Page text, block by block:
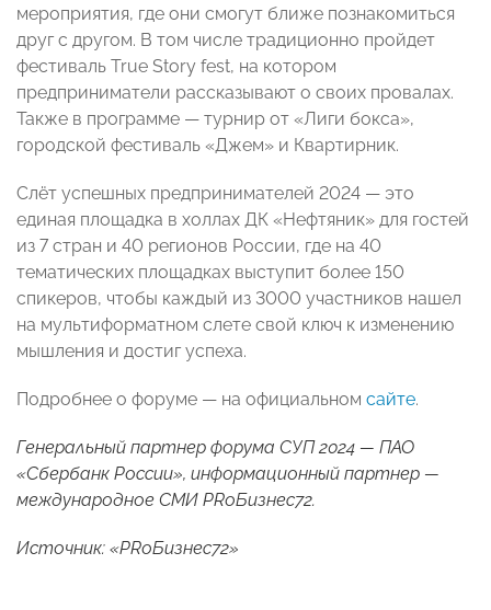
мероприятия, где они смогут ближе познакомиться
друг с другом. В том числе традиционно пройдет
фестиваль True Story fest, на котором
предприниматели рассказывают о своих провалах.
Также в программе — турнир от «Лиги бокса»,
городской фестиваль «Джем» и Квартирник.
Слёт успешных предпринимателей 2024 — это
единая площадка в холлах ДК «Нефтяник» для гостей
из 7 стран и 40 регионов России, где на 40
тематических площадках выступит более 150
спикеров, чтобы каждый из 3000 участников нашел
на мультиформатном слете свой ключ к изменению
мышления и достиг успеха.
Подробнее о форуме — на официальном сайте.
Генеральный партнер форума СУП 2024 — ПАО
«Сбербанк России», информационный партнер —
международное СМИ PRоБизнес72.
Источник: «PRоБизнес72»